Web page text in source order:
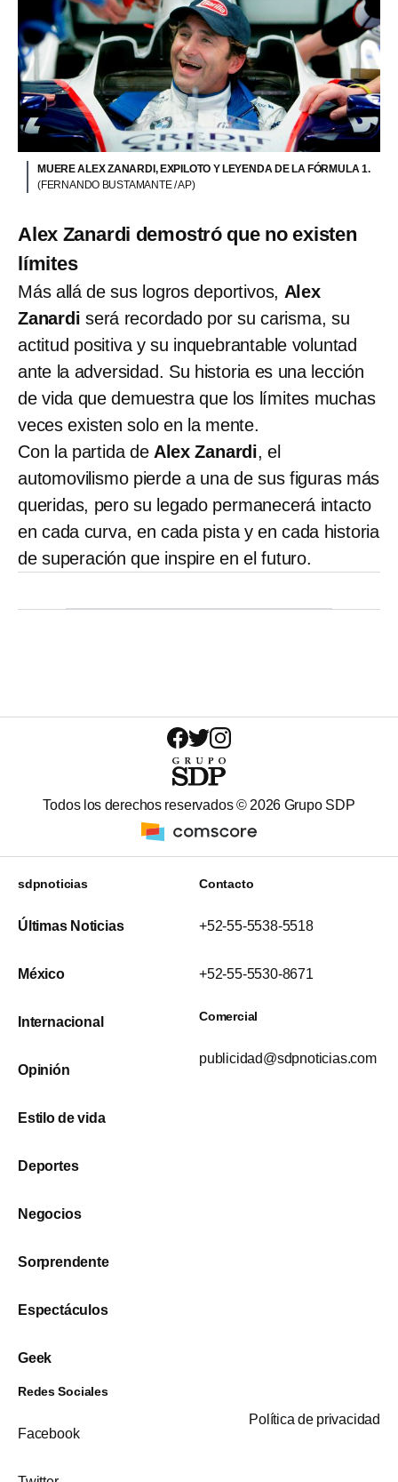
MUERE ALEX ZANARDI, EXPILOTO Y LEYENDA DE LA FÓRMULA 1.
(FERNANDO BUSTAMANTE / AP)
Alex Zanardi demostró que no existen
límites
Más allá de sus logros deportivos, Alex
Zanardi será recordado por su carisma, su
actitud positiva y su inquebrantable voluntad
ante la adversidad. Su historia es una lección
de vida que demuestra que los límites muchas
veces existen solo en la mente.
Con la partida de Alex Zanardi, el
automovilismo pierde a una de sus figuras más
queridas, pero su legado permanecerá intacto
en cada curva, en cada pista y en cada historia
de superación que inspire en el futuro.
Todos los derechos reservados © 2026 Grupo SDP
sdpnoticias
Últimas Noticias
México
Internacional
Opinión
Estilo de vida
Deportes
Negocios
Sorprendente
Espectáculos
Geek
Contacto
+52-55-5538-5518
+52-55-5530-8671
Comercial
publicidad@sdpnoticias.com
Redes Sociales
Facebook
Política de privacidad